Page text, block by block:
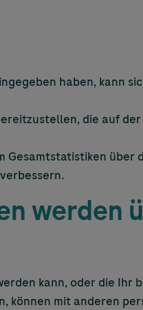
haben, kann
die auf
Gesamtstatistiken über
werden
kann, oder die Ihr
können mit anderen